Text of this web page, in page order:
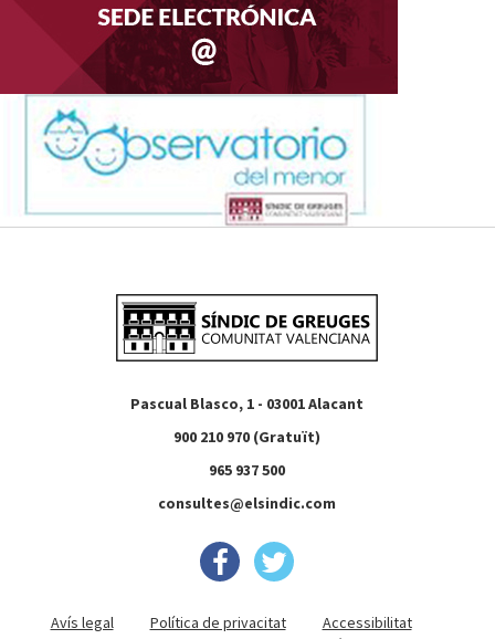
Pascual Blasco, 1 - 03001 Alacant
900 210 970 (Gratuït)
965 937 500
consultes@elsindic.com
Avís legal Política de privacitat
Accessibilitat